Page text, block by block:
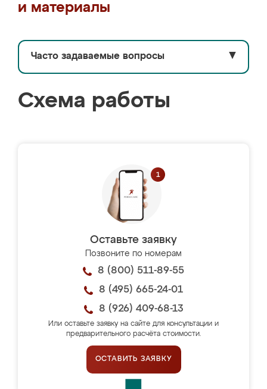
и материалы
Часто задаваемые вопросы ▼
Схема работы
Оставьте заявку
Позвоните по номерам
8 (800) 511-89-55
8 (495) 665-24-01
8 (926) 409-68-13
Или оставьте заявку на сайте для консультации и
предварительного расчёта стоимости.
ОСТАВИТЬ ЗАЯВКУ